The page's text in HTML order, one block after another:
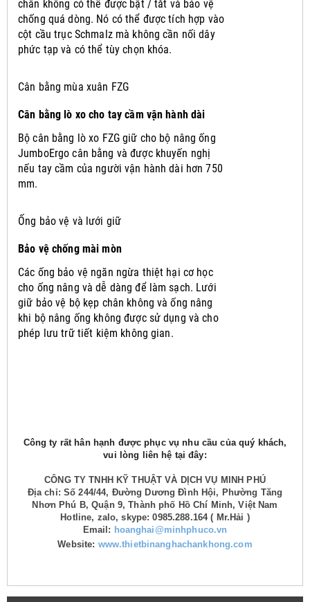
chân không có thể được bật / tắt và bảo vệ
chống quá dòng. Nó có thể được tích hợp vào
cột cầu trục Schmalz mà không cần nối dây
phức tạp và có thể tùy chọn khóa.
Cân bằng mùa xuân FZG
Cân bằng lò xo cho tay cầm vận hành dài
Bộ cân bằng lò xo FZG giữ cho bộ nâng ống
JumboErgo cân bằng và được khuyến nghị
nếu tay cầm của người vận hành dài hơn 750
mm.
Ống bảo vệ và lưới giữ
Bảo vệ chống mài mòn
Các ống bảo vệ ngăn ngừa thiệt hại cơ học
cho ống nâng và dễ dàng để làm sạch. Lưới
giữ bảo vệ bộ kẹp chân không và ống nâng
khi bộ nâng ống không được sử dụng và cho
phép lưu trữ tiết kiệm không gian.
Công ty rất hân hạnh được phục vụ nhu cầu của quý khách,
vui lòng liên hệ tại đây:
CÔNG TY TNHH KỸ THUẬT VÀ DỊCH VỤ MINH PHÚ
Địa chỉ: Số 244/44, Đường Dương Đình Hội, Phường Tăng
Nhơn Phú B, Quận 9, Thành phố Hồ Chí Minh, Việt Nam
Hotline, zalo, skype: 0985.288.164 ( Mr.Hải )
Email: hoanghai@minhphuco.vn
Website: www.thietbinanghachankhong.com